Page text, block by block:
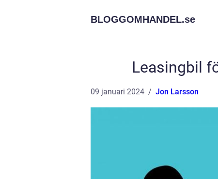
BLOGGOMHANDEL.se
Leasingbil
09 januari 2024 Jon Larsson